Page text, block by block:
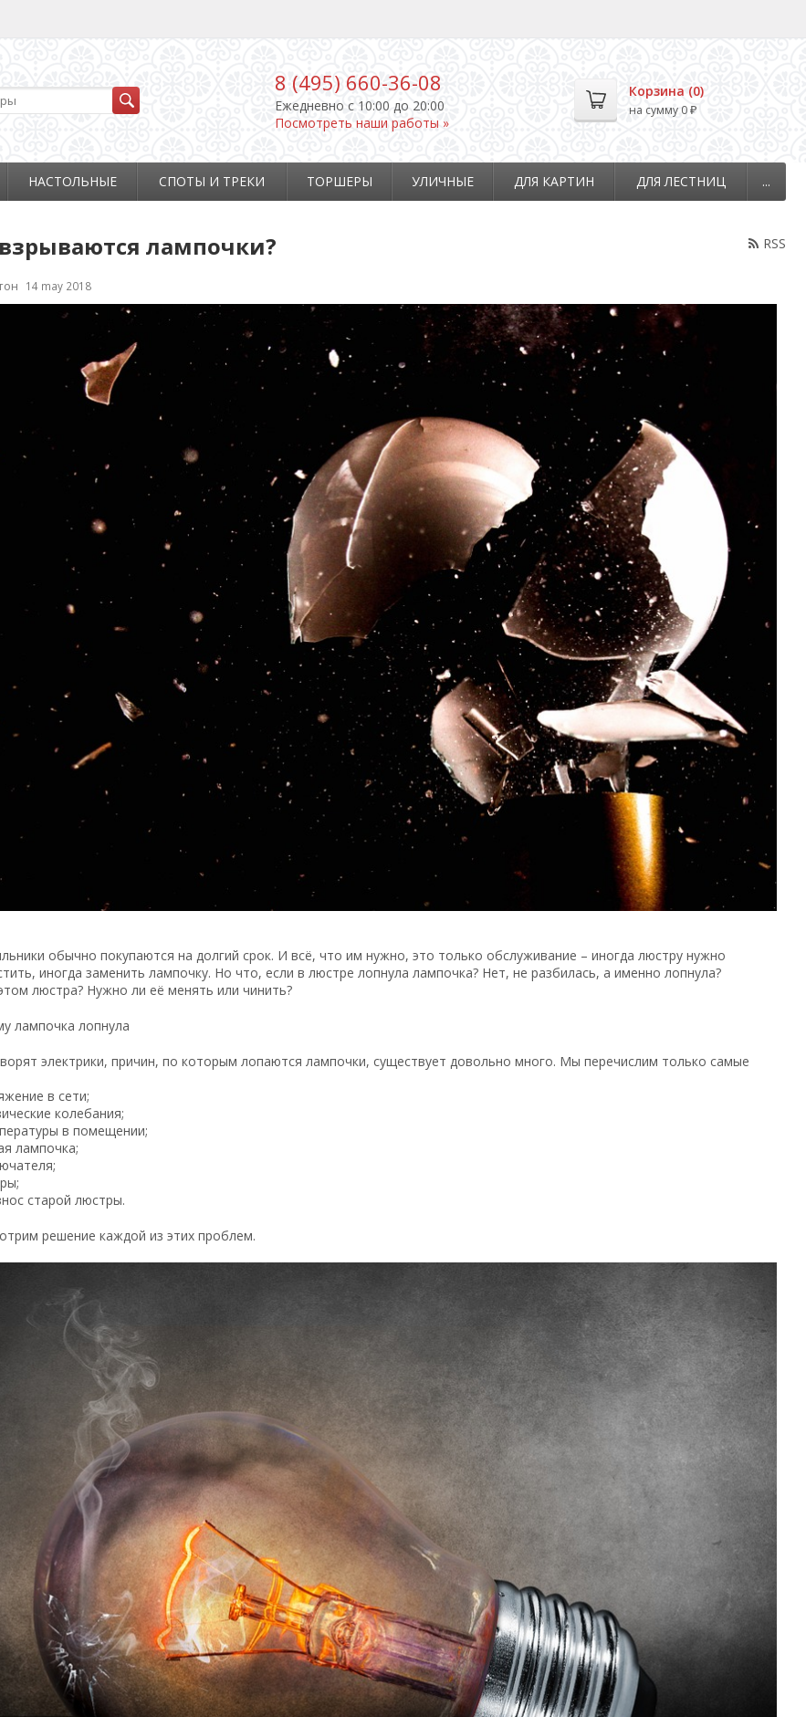
8 (495) 660-36-08
Ежедневно c 10:00 до 20:00
Посмотреть наши работы »
Корзина (0)
на сумму 0 ₽
НАСТОЛЬНЫЕ СПОТЫ И ТРЕКИ ТОРШЕРЫ УЛИЧНЫЕ ДЛЯ КАРТИН ДЛЯ ЛЕСТНИЦ ...
RSS
лампочки?
14 may 2018
обычно покупаются на долгий срок. И всё, что им нужно, это только обслуживание – иногда люстру нужно
иногда заменить лампочку. Но что, если в люстре лопнула лампочка? Нет, не разбилась, а именно лопнула?
люстра? Нужно ли её менять или чинить?
лампочка лопнула
электрики, причин, по которым лопаются лампочки, существует довольно много. Мы перечислим только самые
в сети;
колебания;
в помещении;
лампочка;
старой люстры.
решение каждой из этих проблем.